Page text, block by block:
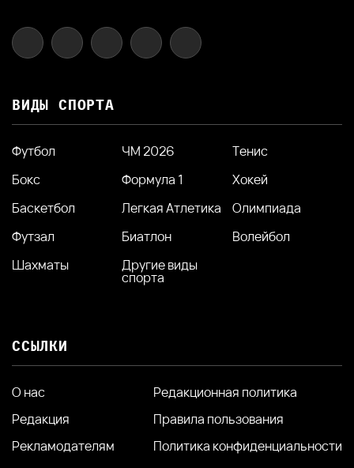
ВИДЫ СПОРТА
Футбол ЧМ 2026
Тенис
Бокс
Формула 1
Хокей
Баскетбол
Легкая Атлетика
Олимпиада
Футзал
Биатлон
Волейбол
Шахматы
Другие виды
спорта
ССЫЛКИ
О нас
Редакция
Рекламодателям
Редакционная политика
Правила пользования
Политика конфиденциальности